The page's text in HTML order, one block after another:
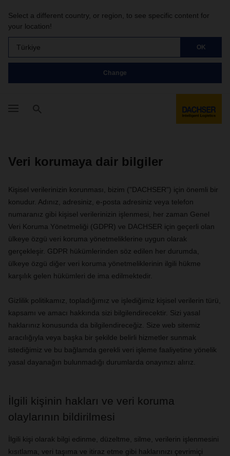
Select a different country, or region, to see specific content for
your location!
Türkiye OK
Change
Veri korumaya dair bilgiler
Kişisel verilerinizin korunması, bizim ("DACHSER") için önemli bir
konudur. Adınız, adresiniz, e-posta adresiniz veya telefon
numaranız gibi kişisel verilerinizin işlenmesi, her zaman Genel
Veri Koruma Yönetmeliği (GDPR) ve DACHSER için geçerli olan
ülkeye özgü veri koruma yönetmeliklerine uygun olarak
gerçekleşir. GDPR hükümlerinden söz edilen her durumda,
ülkeye özgü diğer veri koruma yönetmeliklerinin ilgili hükme
karşılık gelen hükümleri de ima edilmektedir.
Gizlilik politikamız, topladığımız ve işlediğimiz kişisel verilerin türü,
kapsamı ve amacı hakkında sizi bilgilendirecektir. Sizi yasal
haklarınız konusunda da bilgilendireceğiz. Size web sitemiz
aracılığıyla veya başka bir şekilde belirli hizmetler sunmak
istediğimiz ve bu bağlamda gerekli veri işleme faaliyetine yönelik
yasal dayanağın bulunmadığı durumlarda onayınızı alırız.
İlgili kişinin hakları ve veri koruma
olaylarının bildirilmesi
İlgili kişi olarak bilgi edinme, düzeltme, silme, verilerin işlenmesini
kısıtlama, veri taşıma ve itiraz etme gibi haklarınızı çevrimiçi